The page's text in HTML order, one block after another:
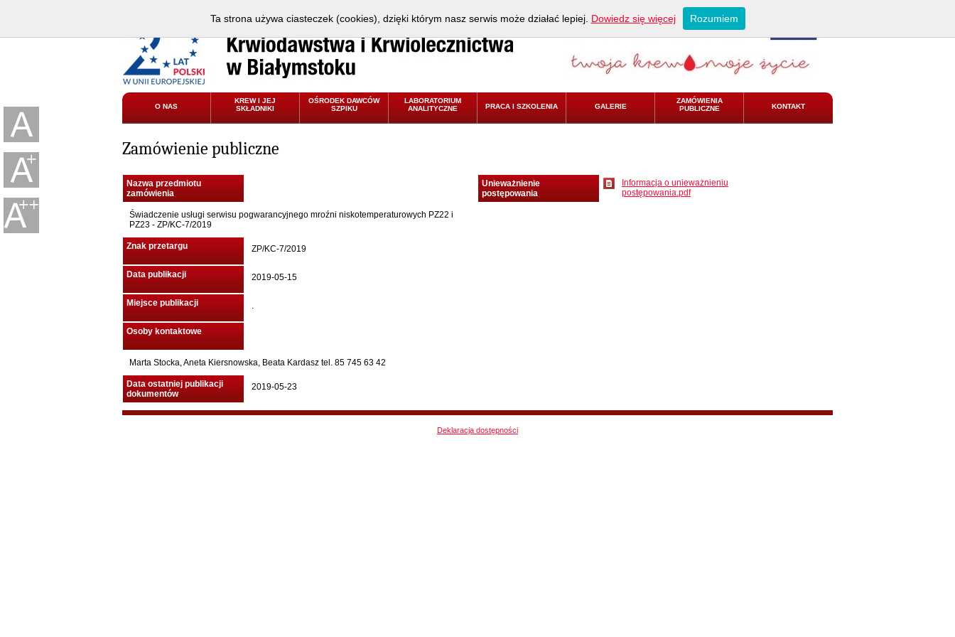
O NAS
KREW I JEJ
SKŁADNIKI
OŚRODEK DAWCÓW
SZPIKU
LABORATORIUM
ANALITYCZNE
PRACA I SZKOLENIA GALERIE
ZAMÓWIENIA
PUBLICZNE
KONTAKT
Zamówienie publiczne
Nazwa przedmiotu
zamówienia
Świadczenie usługi serwisu pogwarancyjnego mroźni niskotemperaturowych PZ22 i
PZ23 - ZP/KC-7/2019
Znak przetargu ZP/KC-7/2019
Data publikacji 2019-05-15
Miejsce publikacji .
Osoby kontaktowe
Marta Stocka, Aneta Kiersnowska, Beata Kardasz tel. 85 745 63 42
Data ostatniej publikacji
dokumentów
2019-05-23
Unieważnienie
postępowania
Informacja o unieważnieniu
postępowania.pdf
Deklaracja dostępności
Ta strona używa ciasteczek (cookies), dzięki którym nasz serwis może działać lepiej. Dowiedz się więcej Rozumiem